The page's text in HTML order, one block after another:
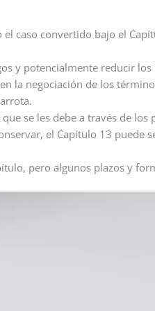
caso convertido bajo el
y potencialmente reducir
la negociación de los
se les debe a través de los
el Capítulo 13 puede
pero algunos plazos y